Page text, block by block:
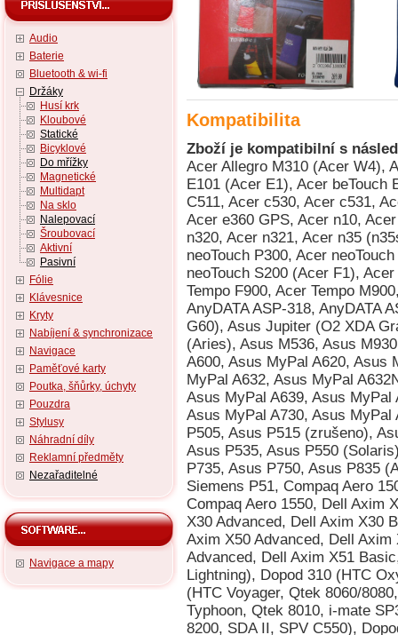
Audio
Baterie
Bluetooth & wi-fi
Držáky
Husí krk
Kloubové
Statické
Bicyklové
Do mřížky
Magnetické
Multidapt
Na sklo
Nalepovací
Šroubovací
Aktivní
Pasivní
Fólie
Klávesnice
Kryty
Nabíjení & synchronizace
Navigace
Paměťové karty
Poutka, šňůrky, úchyty
Pouzdra
Stylusy
Náhradní díly
Reklamní předměty
Nezařaditelné
Navigace a mapy
Kompatibilita
Zboží je kompatibilní s
Acer Allegro M310 (Acer W4), Acer beTouch E100 (Acer C1), Acer beTouch E101 (Acer E1), Acer beTouch E200 (Acer L1), Acer c500, Acer c510, Acer C511, Acer c530, Acer c531, Acer DX650, Acer e300, Acer e305, Acer e310, Acer e360 GPS, Acer n10, Acer n20, Acer n30, Acer n300, Acer n311, Acer n320, Acer n321, Acer n35 (n35se), Acer n50, Acer n50 Premium, Acer neoTouch P300, Acer neoTouch P400, Acer neoTouch P400 B, Acer neoTouch S200 (Acer F1), Acer s50, Acer s60, Acer Tempo DX900, Acer Tempo F900, Acer Tempo M900, Acer Tempo X960, Alcatel OT-S988W, AnyDATA ASP-318, AnyDATA ASP-518, Asus Calf (Garmin-Asus nuvifone G60), Asus Jupiter (O2 XDA Graphite), Asus Lamborghini ZX1, Asus M530w (Aries), Asus M536, Asus M930, Asus Mars II (O2 XDA Zinc), Asus MyPal A600, Asus MyPal A620, Asus MyPal A620BT, Asus MyPal A626, Asus MyPal A632, Asus MyPal A632N, Asus MyPal A636, Asus MyPal A636N, Asus MyPal A639, Asus MyPal A686, Asus MyPal A696, Asus MyPal A716, Asus MyPal A730, Asus MyPal A730w, Asus P320 (Galaxy Mini), Asus P505, Asus P515 (zrušeno), Asus P525, Asus P526 (Pegasus), Asus P527, Asus P535, Asus P550 (Solaris), Asus P552w, Asus P560, Asus P565, Asus P735, Asus P750, Asus P835 (Asus Galaxy 7), BenQ E72, BenQ P50, BenQ Siemens P51, Compaq Aero 1500, Compaq Aero 1520, Compaq Aero 1530, Compaq Aero 1550, Dell Axim X3 Advanced, Dell Axim X3 Basic, Dell Axim X30 Advanced, Dell Axim X30 Basic, Dell Axim X30i, Dell Axim X3i, Dell Axim X50 Advanced, Dell Axim X50 Basic, Dell Axim X50v, Dell Axim X51 Advanced, Dell Axim X51 Basic, Dell Axim X51v, Dell Venue Pro (Dell Lightning), Dopod 310 (HTC Oxygen), Dopod 515 (HTC Canary), Dopod 535 (HTC Voyager, Qtek 8060/8080, i-mate SP2, O2 Xphone), Dopod 565 (HTC Typhoon, Qtek 8010, i-mate SP3), Dopod 566 (HTC Hurricane/Robbie, Qtek 8200, SDA II, SPV C550), Dopod 575 (HTC Feeler, Qtek 8020, i-mate SP3i, O2 Xphone II), Dopod 577W (HTC Tornado Noble, i-mate SP5, O2 XDA Orion/IQ), Dopod 585 (HTC Amadeus, O2 Xphone IIm, T-Mobile SDA Music), Dopod 586 (HTC Hurricane/Robbie, Qtek 8200, SDA II, SPV C550), Dopod 586W (HTC Tornado Tempo, Qtek 8300, i-mate SP5m, T-Mobile SDA US), Dopod 686 (HTC Wallaby, Qtek 1010/1020, T-Mobile MDA, O2 XDA), Dopod 696 (HTC Himalaya, i-mate Pocket PC Phone Edition, Qtek 2020/2060, O2 XDA II, T-Mobile MDA II, Orang, Dopod 696i (HTC Himalaya, i-mate Pocket PC Phone Edition, Qtek 2020/2060, O2 XDA II, T-Mobile MDA II, Oran, Dopod 699 (HTC Alpine, Qtek 2020i, i-mate PDA2 Pocket PC, O2 XDA IIi), Dopod 700 (HTC Blue Angel, T-Mobile MDA III, Qtek 9090, i-mate PDA2k, O2 XDA III, XDA IIs), Dopod 710/StrTrk S300 (HTC StarTrek 160, Qtek 8500), Dopod 818 (HTC Magician, Qtek S100/S110, O2 XDA II mini/mini Black, MDA Compact, i-mate New JAM/JAM Limit, Dopod 818 Pro (HTC Prophet, i-mate JAMin, Qtek S200, O2 XDA Neo), Dopod 828+ (HTC Magician Refresh), Dopod 830 (HTC Prophet, Qtek S200, i-mate JAMin, O2 XDA Neo), Dopod 838 (HTC Wizard 110, Qtek A9100), Dopod 838 Pro (HTC Hermes 100, O2 XDA Trion), Dopod C500 (HTC Vox), Dopod C720W (HTC Excalibur 100, XDA Cosmo), Dopod C800 (HTC Herald 100, O2 XDA Terra), Dopod C858 (HTC Herald 100, O2 XDA Terra), Dopod CHT 9000 (HTC Hermes 200), Dopod CHT 9100 (HTC Trinity 100), Dopod CHT 9110 (HTC Trinity 100), Dopod D600 (HTC Gene 100/P3400), Dopod D802 (HTC Love), Dopod D810 (HTC Trinity 100, Dopod CHT 9100, Qtek P3600), Dopod D818c (HTC Wave), Dopod E616 (HTC Panda), Dopod M700 (HTC Love), Dopod P100 (HTC Galaxy 100, Qtek G100, i-mate PDA-N), Dopod P800 (HTC Artemis 110), Dopod P800W (HTC Artemis 100, Qtek G200, MDA Compact III, Orange SPV M650), Dopod P860 (HTC Touch Cruise/Polaris 100), Dopod S1 (HTC Elfin 100), Dopod S1 - Enhanced Version (HTC Elfin 100), Dopod S900c, Dopod T5399 (HTC Twin 10000), Dopod T5588 (HTC HengShan), Dopod T8388 (HTC Qilin), Dopod Touch Cruise T4288 (HTC Iolite), Dopod Touch Diamond 2 (HTC Topaz), Dopod Touch T3238 (HTC Jade 100/Touch 3G), Dopod Touch Viva T2222 (HTC Opal 100), E-TEN Glofiish DX900, E-TEN Glofiish M700, E-TEN Glofiish M750, E-TEN Glofiish M800, E-TEN Glofiish M810, E-TEN Glofiish V900, E-TEN Glofiish X500, E-TEN